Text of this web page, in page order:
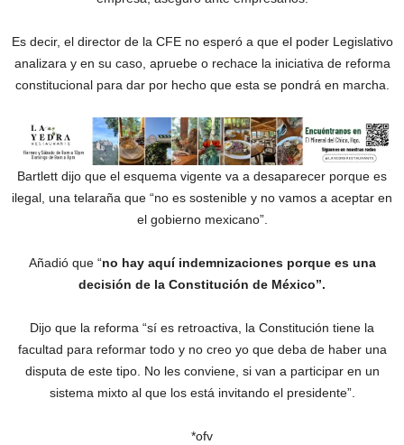
Es decir, el director de la CFE no esperó a que el poder Legislativo
analizara y en su caso, apruebe o rechace la iniciativa de reforma
constitucional para dar por hecho que esta se pondrá en marcha.
Bartlett dijo que el esquema vigente va a desaparecer porque es
ilegal, una telaraña que “no es sostenible y no vamos a aceptar en
el gobierno mexicano”.
Añadió que “no hay aquí indemnizaciones porque es una
decisión de la Constitución de México”.
Dijo que la reforma “sí es retroactiva, la Constitución tiene la
facultad para reformar todo y no creo yo que deba de haber una
disputa de este tipo. No les conviene, si van a participar en un
sistema mixto al que los está invitando el presidente”.
*ofv